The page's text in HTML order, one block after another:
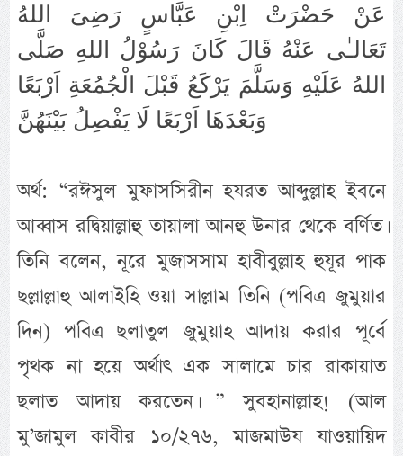
عَنْ حَضْرَتْ اِبْنِ عَبَّاسٍ رَضِىَ اللهُ
تَعَالـٰى عَنْهُ قَالَ كَانَ رَسُوْلُ اللهِ صَلَّى
اللهُ عَلَيْهِ وَسَلَّمَ يَرْكَعُ قَبْلَ الْجُمُعَةِ اَرْبَعًا
وَبَعْدَهَا اَرْبَعًا لَا يَفْصِلُ بَيْنَهُنَّ
অর্থ: “রঈসুল মুফাসসিরীন হযরত আব্দুল্লাহ ইবনে
আব্বাস রদ্বিয়াল্লাহু তায়ালা আনহু উনার থেকে বর্ণিত।
তিনি বলেন, নূরে মুজাসসাম হাবীবুল্লাহ হুযূর পাক
ছল্লাল্লাহু আলাইহি ওয়া সাল্লাম তিনি (পবিত্র জুমুয়ার
দিন) পবিত্র ছলাতুল জুমুয়াহ আদায় করার পূর্বে
পৃথক না হয়ে অর্থাৎ এক সালামে চার রাকায়াত
ছলাত আদায় করতেন। ” সুবহানাল্লাহ! (আল
মু’জামুল কাবীর ১০/২৭৬, মাজমাউয যাওয়ায়িদ